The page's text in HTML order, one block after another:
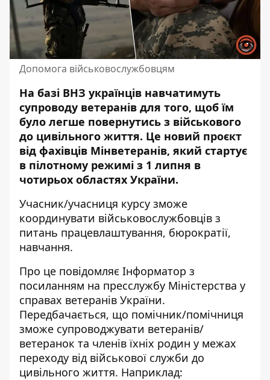
Допомога військовослужбовцям
На базі ВНЗ українців навчатимуть
супроводу ветеранів для того, щоб їм
було легше повернутись з військового
до цивільного життя. Це новий проєкт
від фахівців Мінветеранів, який стартує
в пілотному режимі з 1 липня в
чотирьох областях України.
Учасник/учасниця курсу зможе
координувати військовослужбовців з
питань працевлаштування, бюрократії,
навчання.
Про це повідомляє Інформатор з
посиланням на пресслужбу Міністерства у
справах ветеранів України.
Передбачається, що помічник/помічниця
зможе супроводжувати ветеранів/
ветеранок та членів їхніх родин у межах
переходу від військової служби до
цивільного життя. Наприклад: